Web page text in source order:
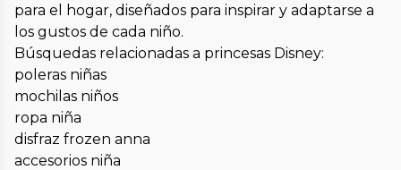
para el hogar, diseñados para inspirar y adaptarse a
los gustos de cada niño.
Búsquedas relacionadas a princesas Disney:
poleras niñas
mochilas niños
ropa niña
disfraz frozen anna
accesorios niña